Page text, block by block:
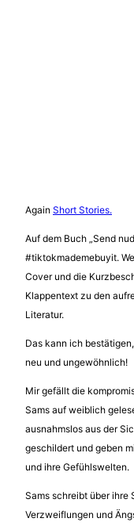
Again Short Stories.
Auf dem Buch „Send
#tiktokmademebuyit.
Cover und die
Klappentext zu den
Literatur.
Das kann ich
neu und ungewöhnlich!
Mir gefällt die
Sams auf weiblich
ausnahmslos aus der
geschildert und geben
und ihre Gefühlswelten.
Sams schreibt über ihre
Verzweiflungen und